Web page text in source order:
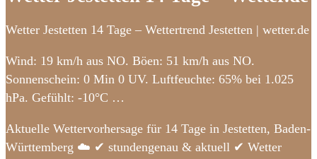
Wetter Jestetten 14 Tage – Wettertrend Jestetten | wetter.de
Wind: 19 km/h aus NO. Böen: 51 km/h aus NO.
Sonnenschein: 0 Min 0 UV. Luftfeuchte: 65% bei 1.025
hPa. Gefühlt: -10°C …
Aktuelle Wettervorhersage für 14 Tage in Jestetten, Baden-
Württemberg ☁️ ✔ stundengenau & aktuell ✔ Wetter